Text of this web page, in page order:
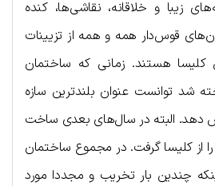
زیبا و خلاقانه، نقاشی‌ها، کنده
قوس‌دار همه و همه از تزیینات
هستند. زمانی که ساختمان
شد توانست عنوان بلندترین سازه
دهد. البته در سال‌های بعدی ساخت
از کلیسا گرفت. در مجموع ساختمان
چندین بار تخریب و مجددا مورد